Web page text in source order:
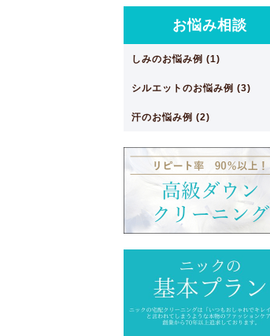
お悩み相談
しみのお悩み例 (1)
シルエットのお悩み例 (3)
汗のお悩み例 (2)